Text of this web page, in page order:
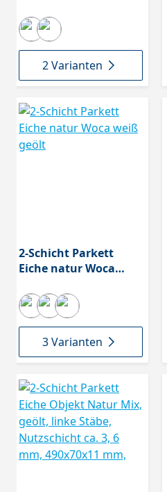
2 Varianten
2-Schicht Parkett
Eiche natur Woca
3 Varianten